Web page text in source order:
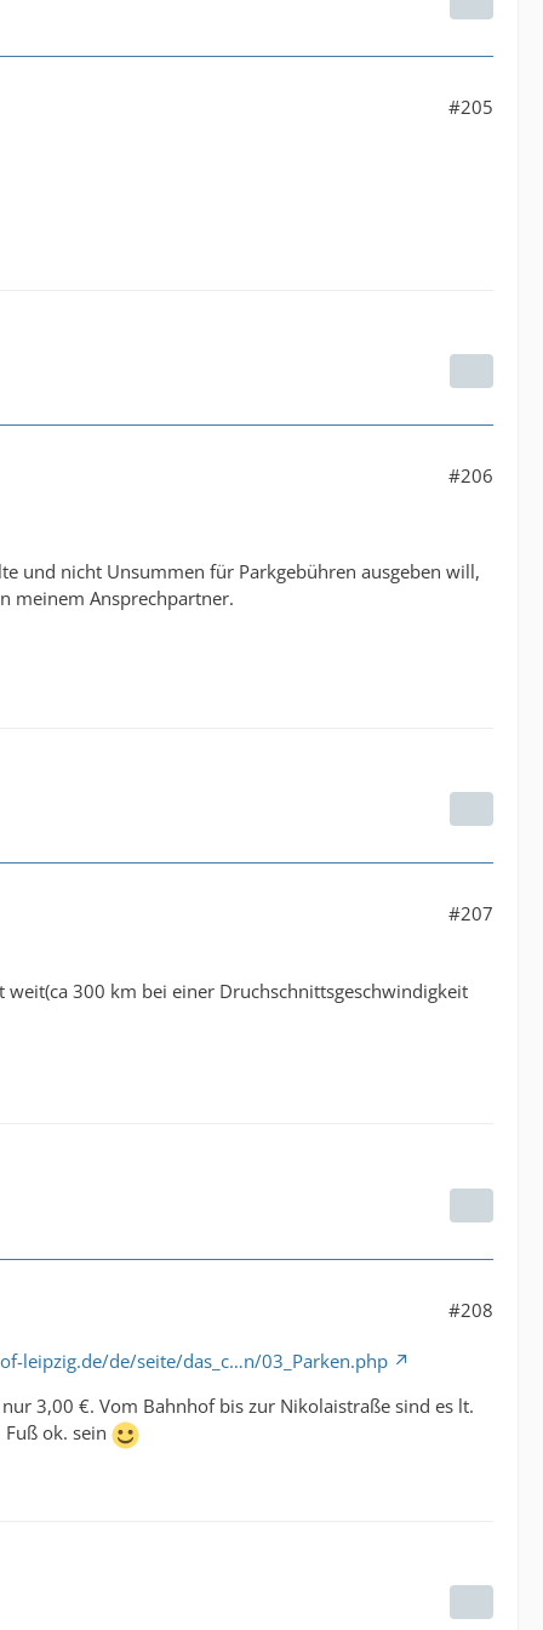
#205
#206
und nicht Unsummen für Parkgebühren ausgeben will,
meinem Ansprechpartner.
#207
300 km bei einer Druchschnittsgeschwindigkeit
#208
leipzig.de/de/seite/das_c…n/03_Parken.php
3,00 €. Vom Bahnhof bis zur Nikolaistraße sind es lt.
ok. sein